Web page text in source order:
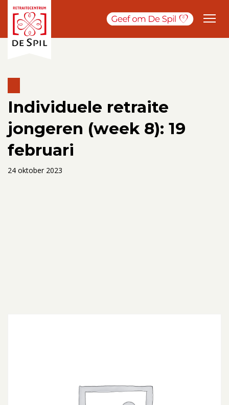
Individuele retraite
jongeren (week 8): 19
februari
24 oktober 2023